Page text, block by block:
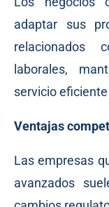
adaptar sus
relacionados
laborales,
servicio
Ventajas
Las empresas
avanzados